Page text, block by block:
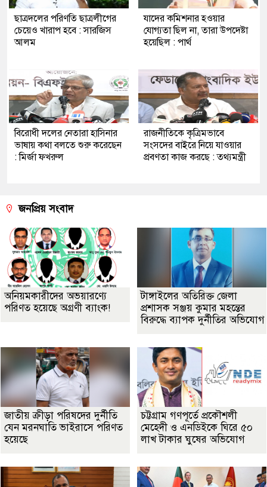
ছাত্রদলের পরিণতি ছাত্রলীগের
চেয়েও খারাপ হবে : সারজিস
আলম
যাদের কমিশনার হওয়ার
যোগ্যতা ছিল না, তারা উপদেষ্টা
হয়েছিল : পার্থ
বিরোধী দলের নেতারা হাসিনার
ভাষায় কথা বলতে শুরু করেছেন
: মির্জা ফখরুল
রাজনীতিকে কৃত্রিমভাবে
সংসদের বাইরে নিয়ে যাওয়ার
প্রবণতা কাজ করছে : তথ্যমন্ত্রী
জনপ্রিয় সংবাদ
অনিয়মকারীদের অভয়ারণ্যে
পরিণত হয়েছে অগ্রণী ব্যাংক!
টাঙ্গাইলের অতিরিক্ত জেলা
প্রশাসক সঞ্জয় কুমার মহন্তের
বিরুদ্ধে ব্যাপক দুর্নীতির অভিযোগ
জাতীয় ক্রীড়া পরিষদের দুর্নীতি
যেন মরনঘাতি ভাইরাসে পরিণত
হয়েছে
চট্টগ্রাম গণপূর্তে প্রকৌশলী
মেহেদী ও এনডিইকে ঘিরে ৫০
লাখ টাকার ঘুষের অভিযোগ